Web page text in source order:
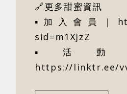
🔗更多甜蜜資訊
▪加入會員｜
sid=m1XjzZ
▪活動
https://linktr.ee/